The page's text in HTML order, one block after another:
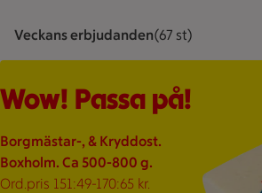
Veckans erbjudandenVisar 67 st stycken
(67 st)
Bildspel med 5 bilder.
Wow! Passa på!
Borgmästar-, & Kryddost.
Boxholm. Ca 500-800 g.
Ord.pris 151:49-170:65 kr.